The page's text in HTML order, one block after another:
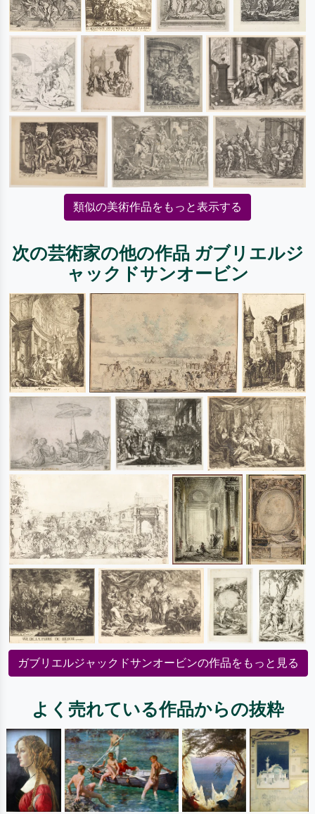
類似の美術作品をもっと表示する
次の芸術家の他の作品 ガブリエルジ
ャックドサンオービン
ガブリエルジャックドサンオービンの作品をもっと見る
よく売れている作品からの抜粋